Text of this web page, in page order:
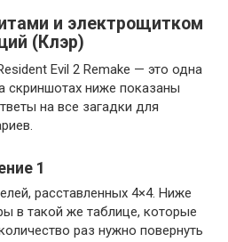
и электрощитком
(Клэр)
Evil 2 Remake — это одна
скриншотах ниже показаны
на все загадки для
1
расставленных 4×4. Ниже
в такой же таблице, которые
раз нужно повернуть